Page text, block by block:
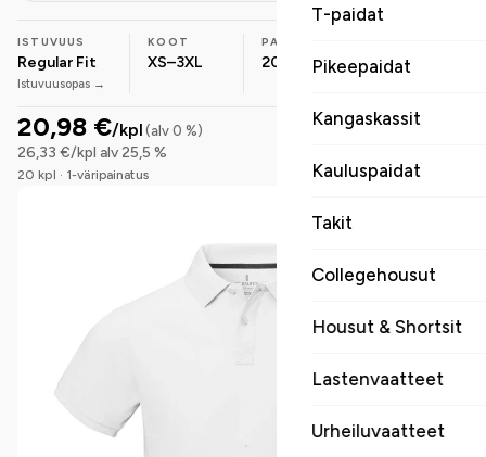
T-paidat
Pikeepaidat
Kangaskassit
Kauluspaidat
Takit
Collegehousut
Housut & Shortsit
Lastenvaatteet
Urheiluvaatteet
ISTUVUUS
Regular Fit
Istuvuusopas →
KOOT
XS–3XL
PAINO
200 g/m² Puuvilla
20,98 €/kpl (alv 0 %)
26,33 €/kpl alv 25,5 %
20 kpl · 1-väripainatus